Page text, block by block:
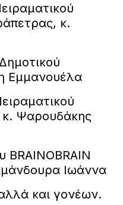
κ.
Εμμανουέλα
κ. Ψαρουδάκης
BRAINOBRAIN
Ιωάννα
και γονέων.